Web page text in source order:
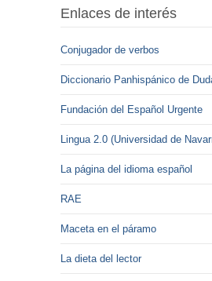
Enlaces de interés
Conjugador de verbos
Diccionario Panhispánico de
Fundación del Español Urgente
Lingua 2.0 (Universidad de
La página del idioma español
RAE
Maceta en el páramo
La dieta del lector